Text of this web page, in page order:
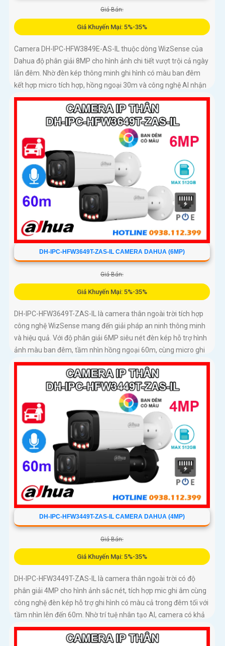
Giá Bán:
Giá Khuyến Mại: 5%-35%
Camera DH-IPC-HFW3849E-AS-IL thuộc dòng WizSense của
Dahua độ phân giải 8MP cho hình ảnh chi tiết vượt trội cả ngày
lẫn đêm. Nhờ đèn kép thông minh ghi hình có màu ban đêm
kết hợp micro tích hợp, hồng ngoại 30m và công nghệ AI nhận
diện chính xác người và xe, giúp tăng cường bảo mật hiệu quả
DH-IPC-HFW3649T-ZAS-IL CAMERA DAHUA (6MP)
Giá Bán:
Giá Khuyến Mại: 5%-35%
DH-IPC-HFW3649T-ZAS-IL là camera thân ngoài trời tích hợp
công nghệ WizSense mang đến giải pháp an ninh thông minh
và hiệu quả. Với độ phân giải 6MP siêu nét đèn kép hỗ trợ hình
ảnh màu ban đêm, tầm nhìn hồng ngoại 60m, cùng micro ghi
âm và khả năng nhận diện chính xác người và xe, camera đảm
bảo giám sát chuẩn xác 24/7 hỗ trợ POE, khe thẻ nhớ lên đến
512GB và chuẩn chống nước IP67
DH-IPC-HFW3449T-ZAS-IL CAMERA DAHUA (4MP)
Giá Bán:
Giá Khuyến Mại: 5%-35%
DH-IPC-HFW3449T-ZAS-IL là camera thân ngoài trời có độ
phân giải 4MP cho hình ảnh sắc nét, tích hợp mic ghi âm cùng
công nghệ đèn kép hỗ trợ ghi hình có màu cả trong đêm tối với
tầm nhìn lên đến 60m. Nhờ trí tuệ nhân tạo AI, camera có khả
năng phân biệt chính xác người và phương tiện giảm thiểu
cảnh báo giả nâng cao hiệu quả an ninh hỗ trợ khe cắm thẻ